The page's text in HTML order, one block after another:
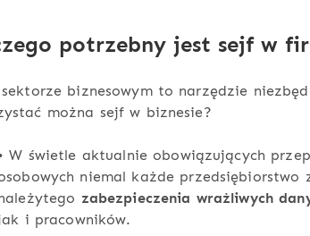
potrzebny jest sejf w
biznesowym to narzędzie
można sejf w biznesie?
W świetle aktualnie obowiązujących
niemal każde przedsiębiorstwo
zabezpieczenia wrażliwych
i pracowników.